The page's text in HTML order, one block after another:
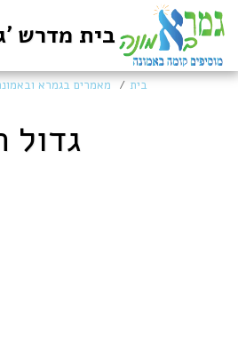
בית מדרש
בית מאמרים בגמרא
גדול